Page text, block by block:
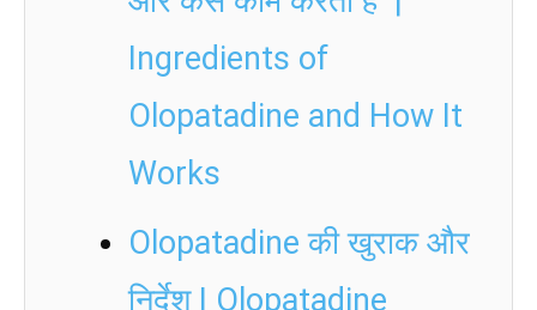
Ingredients of
Olopatadine and How It
Works
Olopatadine की खुराक और
निर्देश | Olopatadine